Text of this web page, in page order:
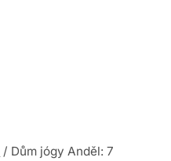
/ Dům jógy Anděl: 7